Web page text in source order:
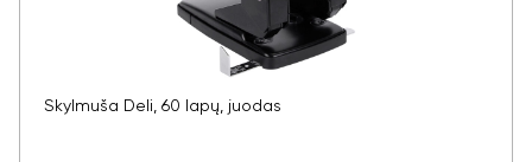
Skylmuša Deli, 60 lapų, juodas